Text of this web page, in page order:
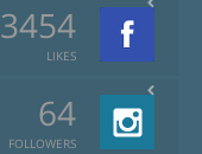
3454
LIKES
64
FOLLOWERS